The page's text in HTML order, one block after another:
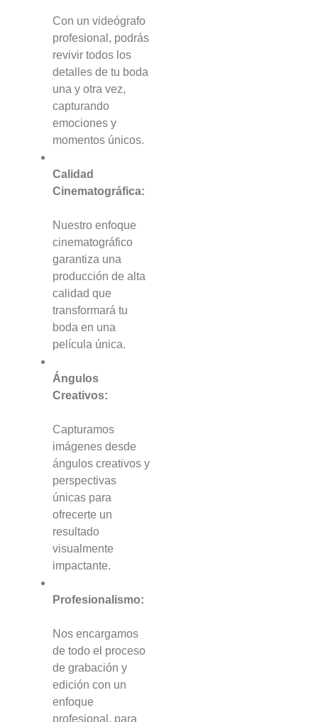
Con un videógrafo
profesional, podrás
revivir todos los
detalles de tu boda
una y otra vez,
capturando
emociones y
momentos únicos.
Calidad
Cinematográfica:
Nuestro enfoque
cinematográfico
garantiza una
producción de alta
calidad que
transformará tu
boda en una
película única.
Ángulos
Creativos:
Capturamos
imágenes desde
ángulos creativos y
perspectivas
únicas para
ofrecerte un
resultado
visualmente
impactante.
Profesionalismo:
Nos encargamos
de todo el proceso
de grabación y
edición con un
enfoque
profesional, para